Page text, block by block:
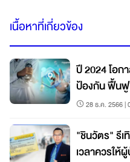
เนื้อหาที่เกี่ยวข้อง
ปี 2024 โอ
ป้องกัน ฟื้น
28 ธ.ค. 2566 |
"ชินวัตร" รีเ
เวลาควรใ